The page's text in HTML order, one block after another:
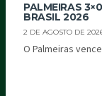
PALMEIRAS
BRASIL 2026
2 DE AGOSTO DE
O Palmeiras